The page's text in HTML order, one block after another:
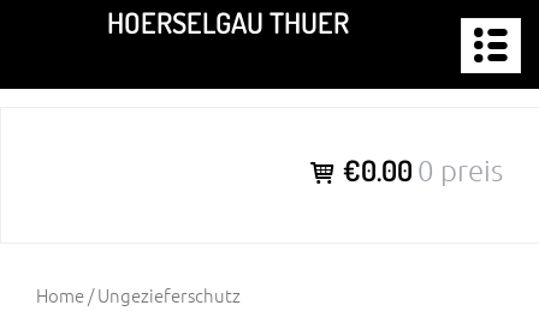
springen
HOERSELGAU THUER
€0.00 0 preis
Home/ Ungezieferschutz